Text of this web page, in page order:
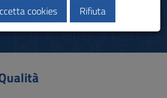
cookies Rifiuta